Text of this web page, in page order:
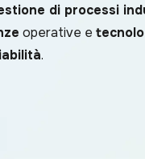
di processi
operative e
.